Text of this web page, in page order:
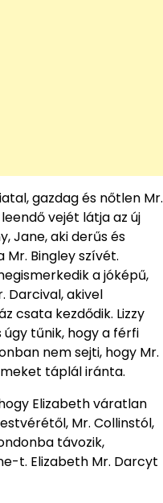
gazdag és nőtlen Mr.
vejét látja az új
Jane, aki derűs és
Bingley szívét.
a jóképű,
Darcival, akivel
csata kezdődik. Lizzy
tűnik, hogy a férfi
nem sejti, hogy Mr.
táplál iránta.
Elizabeth váratlan
Mr. Collinstól,
távozik,
t. Elizabeth Mr. Darcyt